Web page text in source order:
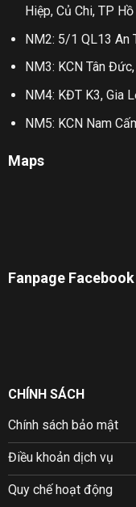
Hiệp, Củ Chi, TP
NM2: 5/1 QL13 An
NM3: KCN Tân
NM4: KĐT K3, Gia
NM5: KCN Nam
Maps
Fanpage Facebook
CHÍNH SÁCH
Chính sách bảo mật
Điều khoản dịch vụ
Quy chế hoạt động